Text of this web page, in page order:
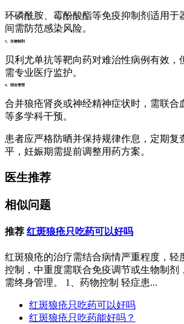
环磷酰胺、霉酚酸酯等免疫抑制剂适用于
间需防范感染风险。
3、生物制剂
贝利尤单抗等靶向药对难治性病例有效，
需专业医疗监护。
4、综合管理
合并狼疮肾炎或神经精神症状时，需联合
等多学科干预。
患者应严格防晒并保持规律作息，定期复
平，妊娠期需提前调整用药方案。
医生推荐
相似问题
推荐 红斑狼疮只吃药可以好吗
红斑狼疮的治疗需结合病情严重程度，轻
控制，中重度需联合免疫调节或生物制剂
需终身管理。 1、药物控制 轻症患...
红斑狼疮只吃药可以好吗
红斑狼疮只吃药能好吗？